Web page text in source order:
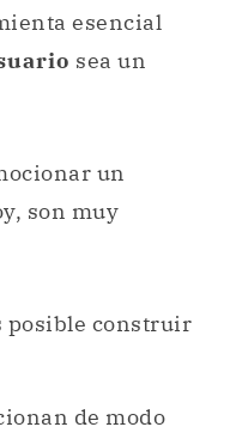
esencial
sea un
un
son muy
posible construir
de modo